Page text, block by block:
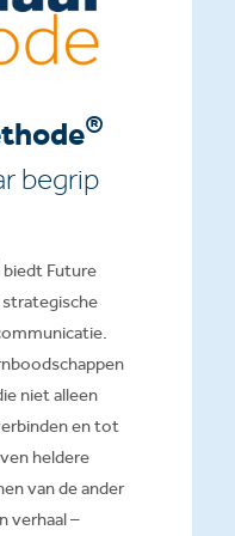
®
begrip
biedt Future
niet alleen
en tot
heldere
van de ander
verhaal –